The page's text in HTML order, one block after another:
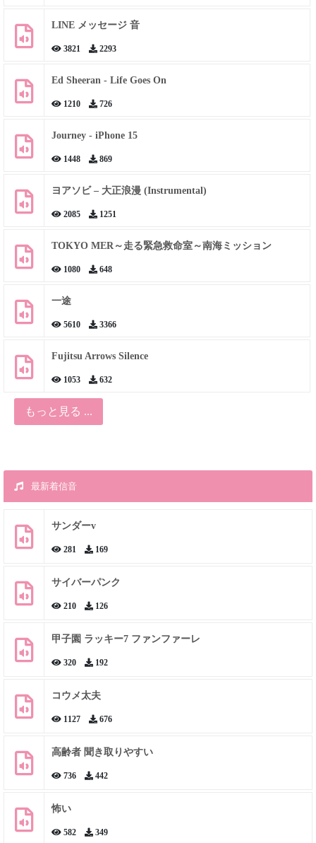
LINE メッセージ 音
3821 2293
Ed Sheeran - Life Goes On
1210 726
Journey - iPhone 15
1448 869
ヨアソビ – 大正浪漫 (Instrumental)
2085 1251
TOKYO MER～走る緊急救命室～南海ミッション
1080 648
一途
5610 3366
Fujitsu Arrows Silence
1053 632
もっと見る ...
最新着信音
サンダーv
281 169
サイバーパンク
210 126
甲子園 ラッキー7 ファンファーレ
320 192
コウメ太夫
1127 676
高齢者 聞き取りやすい
736 442
怖い
582 349